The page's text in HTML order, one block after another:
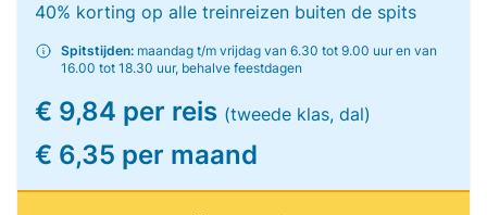
40% korting op alle treinreizen buiten de spits
Spitstijden: maandag t/m vrijdag van 6.30 tot 9.00 uur en van
16.00 tot 18.30 uur, behalve feestdagen
€ 9,84 per reis (tweede klas, dal)
€ 6,35 per maand